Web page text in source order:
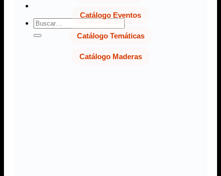
Buscar
por:
Catálogo Eventos
Catálogo Temáticas
Catálogo Maderas